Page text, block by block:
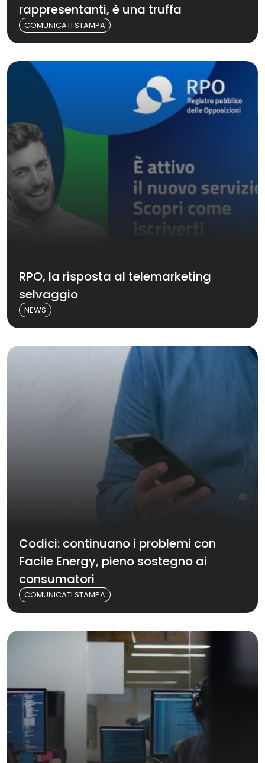
rappresentanti, è una truffa
COMUNICATI STAMPA
RPO, la risposta al telemarketing
selvaggio
NEWS
Codici: continuano i problemi con
Facile Energy, pieno sostegno ai
consumatori
COMUNICATI STAMPA